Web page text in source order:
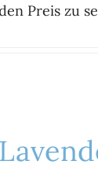
Preis zu